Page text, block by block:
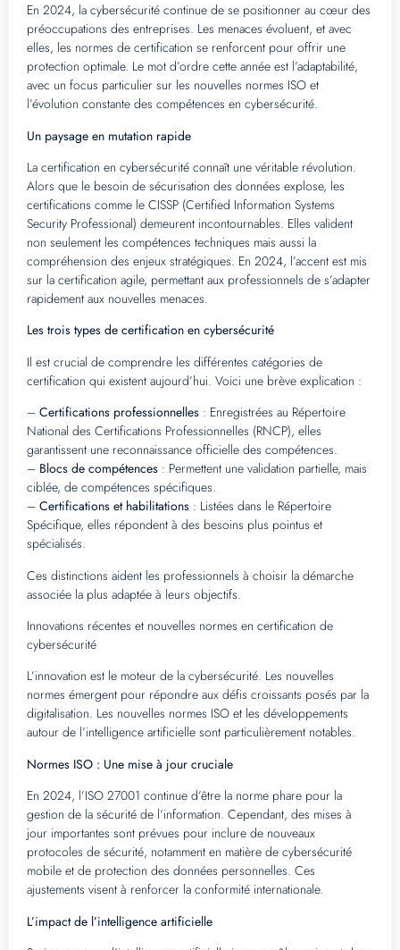
En 2024, la cybersécurité continue de se positionner au cœur des
préoccupations des entreprises. Les menaces évoluent, et avec
elles, les normes de certification se renforcent pour offrir une
protection optimale. Le mot d’ordre cette année est l’adaptabilité,
avec un focus particulier sur les nouvelles normes ISO et
l’évolution constante des compétences en cybersécurité.
Un paysage en mutation rapide
La certification en cybersécurité connaît une véritable révolution.
Alors que le besoin de sécurisation des données explose, les
certifications comme le CISSP (Certified Information Systems
Security Professional) demeurent incontournables. Elles valident
non seulement les compétences techniques mais aussi la
compréhension des enjeux stratégiques. En 2024, l’accent est mis
sur la certification agile, permettant aux professionnels de s’adapter
rapidement aux nouvelles menaces.
Les trois types de certification en cybersécurité
Il est crucial de comprendre les différentes catégories de
certification qui existent aujourd’hui. Voici une brève explication :
– Certifications professionnelles : Enregistrées au Répertoire
National des Certifications Professionnelles (RNCP), elles
garantissent une reconnaissance officielle des compétences.
– Blocs de compétences : Permettent une validation partielle, mais
ciblée, de compétences spécifiques.
– Certifications et habilitations : Listées dans le Répertoire
Spécifique, elles répondent à des besoins plus pointus et
spécialisés.
Ces distinctions aident les professionnels à choisir la démarche
associée la plus adaptée à leurs objectifs.
Innovations récentes et nouvelles normes en certification de
cybersécurité
L’innovation est le moteur de la cybersécurité. Les nouvelles
normes émergent pour répondre aux défis croissants posés par la
digitalisation. Les nouvelles normes ISO et les développements
autour de l’intelligence artificielle sont particulièrement notables.
Normes ISO : Une mise à jour cruciale
En 2024, l’ISO 27001 continue d’être la norme phare pour la
gestion de la sécurité de l’information. Cependant, des mises à
jour importantes sont prévues pour inclure de nouveaux
protocoles de sécurité, notamment en matière de cybersécurité
mobile et de protection des données personnelles. Ces
ajustements visent à renforcer la conformité internationale.
L’impact de l’intelligence artificielle